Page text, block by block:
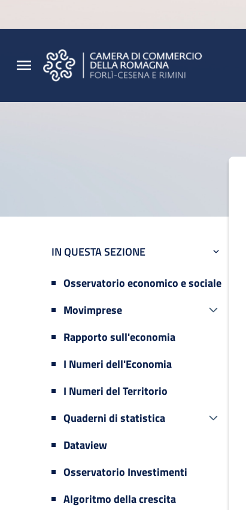
IN QUESTA SEZIONE
Osservatorio economico e sociale
Movimprese
Rapporto sull'economia
I Numeri dell'Economia
I Numeri del Territorio
Quaderni di statistica
Dataview
Osservatorio Investimenti
Algoritmo della crescita